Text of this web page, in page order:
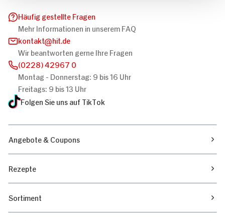
Häufig gestellte Fragen
Mehr Informationen in unserem FAQ
kontakt
hit.de
Wir beantworten gerne Ihre Fragen
(0228) 42967 0
Montag - Donnerstag: 9 bis 16 Uhr
Freitags: 9 bis 13 Uhr
Folgen Sie uns auf TikTok
Angebote & Coupons
Rezepte
Sortiment